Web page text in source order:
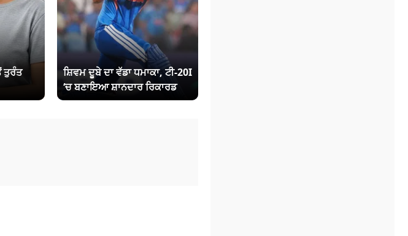
ਤੁਰੰਤ
ਸ਼ਿਵਮ ਦੂਬੇ ਦਾ ਵੱਡਾ ਧਮਾਕਾ, ਟੀ-20I
‘ਚ ਬਣਾਇਆ ਸ਼ਾਨਦਾਰ ਰਿਕਾਰਡ